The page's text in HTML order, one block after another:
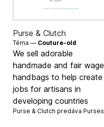
Purse & Clutch
Téma — Couture-old
We sell adorable
handmade and fair wage
handbags to help create
jobs for artisans in
developing countries
Purse & Clutch predáva Purses